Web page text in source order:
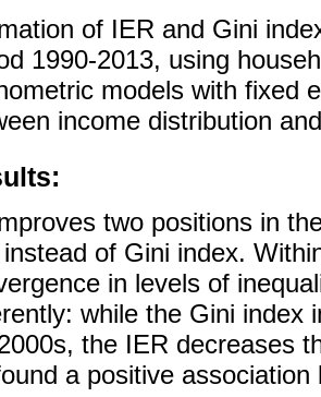
of IER and Gini
1990-2013, using
models with fixed
income distribution
two positions in
of Gini index.
in levels of
while the Gini index
the IER decreases
a positive